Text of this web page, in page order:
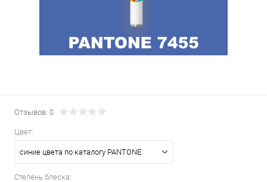
Отзывов: 0
Цвет:
синие цвета по каталогу PANTONE
Степень блеска: